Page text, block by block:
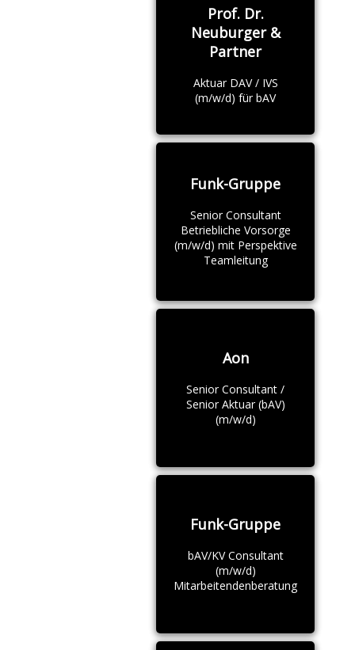
Prof. Dr.
Neuburger &
Partner
Aktuar DAV / IVS
(m/w/d) für bAV
Funk-Gruppe
Senior Consultant
Betriebliche Vorsorge
(m/w/d) mit Perspektive
Teamleitung
Aon
Senior Consultant /
Senior Aktuar (bAV)
(m/w/d)
Funk-Gruppe
bAV/KV Consultant
(m/w/d)
Mitarbeitendenberatung